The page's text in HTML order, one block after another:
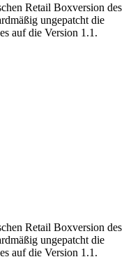
Retail Boxversion des
ungepatcht die
auf die Version 1.1.
Retail Boxversion des
ungepatcht die
auf die Version 1.1.